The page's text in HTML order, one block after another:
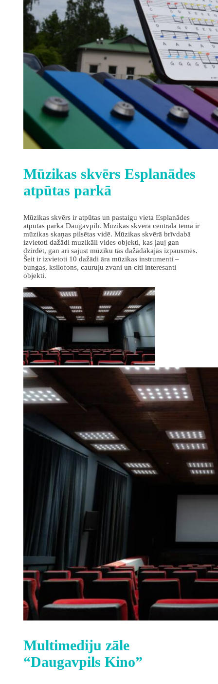
Mūzikas skvērs Esplanādes
atpūtas parkā
Mūzikas skvērs ir atpūtas un pastaigu vieta Esplanādes
atpūtas parkā Daugavpilī. Mūzikas skvēra centrālā tēma ir
mūzikas skaņas pilsētas vidē. Mūzikas skvērā brīvdabā
izvietoti dažādi muzikāli vides objekti, kas ļauj gan
dzirdēt, gan arī sajust mūziku tās dažādākajās izpausmēs.
Šeit ir izvietoti 10 dažādi āra mūzikas instrumenti –
bungas, ksilofons, cauruļu zvani un citi interesanti
objekti.
Multimediju zāle
“Daugavpils Kino”